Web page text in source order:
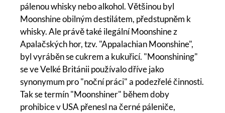
pálenou whisky nebo alkohol. Většinou byl
Moonshine obilným destilátem, předstupněm k
whisky. Ale právě také ilegální Moonshine z
Apalačských hor, tzv. "Appalachian Moonshine",
byl vyráběn se cukrem a kukuřicí. "Moonshining"
se ve Velké Británii používalo dříve jako
synonymum pro "noční práci" a podezřelé činnosti.
Tak se termín "Moonshiner" během doby
prohibice v USA přenesl na černé páleniče,